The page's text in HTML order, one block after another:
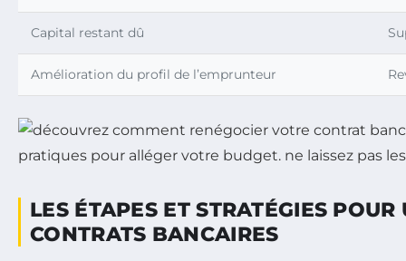
Capital restant dû
Amélioration du profil de l’emprunteur
LES ÉTAPES ET STRATÉGIES
CONTRATS BANCAIRES